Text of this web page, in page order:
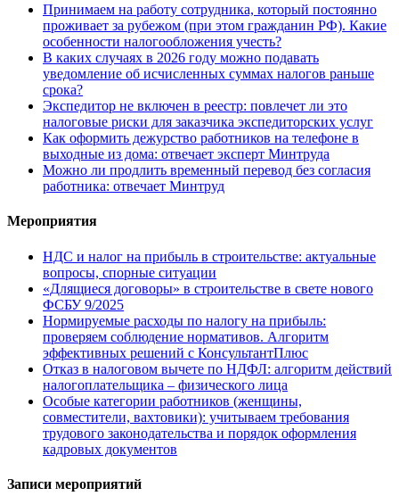
Принимаем на работу сотрудника, который постоянно
проживает за рубежом (при этом гражданин РФ). Какие
особенности налогообложения учесть?
В каких случаях в 2026 году можно подавать
уведомление об исчисленных суммах налогов раньше
срока?
Экспедитор не включен в реестр: повлечет ли это
налоговые риски для заказчика экспедиторских услуг
Как оформить дежурство работников на телефоне в
выходные из дома: отвечает эксперт Минтруда
Можно ли продлить временный перевод без согласия
работника: отвечает Минтруд
Мероприятия
НДС и налог на прибыль в строительстве: актуальные
вопросы, спорные ситуации
«Длящиеся договоры» в строительстве в свете нового
ФСБУ 9/2025
Нормируемые расходы по налогу на прибыль:
проверяем соблюдение нормативов. Алгоритм
эффективных решений с КонсультантПлюс
Отказ в налоговом вычете по НДФЛ: алгоритм действий
налогоплательщика – физического лица
Особые категории работников (женщины,
совместители, вахтовики): учитываем требования
трудового законодательства и порядок оформления
кадровых документов
Записи мероприятий